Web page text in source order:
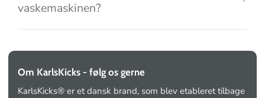
vaskemaskinen?
Om KarlsKicks - følg os gerne
KarlsKicks® er et dansk brand, som blev etableret tilbage